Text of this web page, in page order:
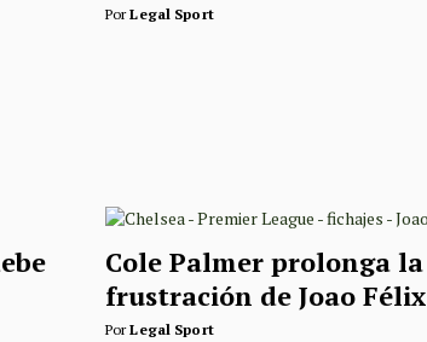
PorLegal Sport
Cole Palmer prolonga la
frustración de Joao Félix
PorLegal Sport